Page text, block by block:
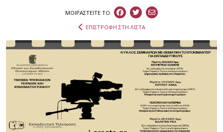
ΜΟΙΡΑΣΤEIΤΕ ΤΟ:
ΕΠΙΣΤΡΟΦΗ ΣΤΗ ΛΙΣΤΑ